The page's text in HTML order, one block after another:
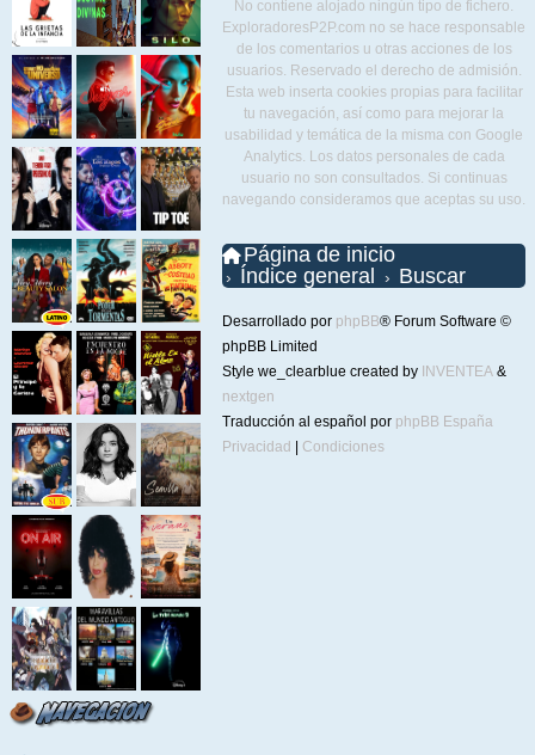
No contiene alojado ningún tipo de fichero.
ExploradoresP2P.com no se hace responsable
de los comentarios u otras acciones de los
usuarios. Reservado el derecho de admisión.
Esta web inserta cookies propias para facilitar
tu navegación, así como para mejorar la
usabilidad y temática de la misma con Google
Analytics. Los datos personales de cada
usuario no son consultados. Si continuas
navegando consideramos que aceptas su uso.
Página de inicio
Índice general
Buscar
Desarrollado por phpBB® Forum Software ©
phpBB Limited
Style we_clearblue created by INVENTEA &
nextgen
Traducción al español por phpBB España
Privacidad
Condiciones